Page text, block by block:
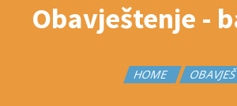
Obavještenje -
HOME